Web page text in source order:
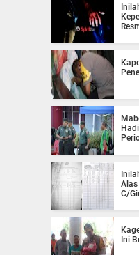
Alas
C/
Ini